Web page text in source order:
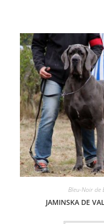
Bleu-Noir de
JAMINSKA DE